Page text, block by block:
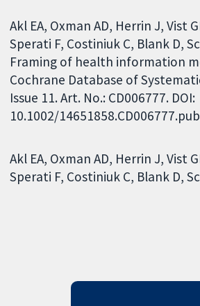
Akl EA, Oxman AD, Herrin J, Vist
Sperati F, Costiniuk C, Blank D,
Framing of health information
Cochrane Database of
Issue 11. Art. No.: CD006777. DOI:
10.1002/
Akl EA Oxman AD Herrin J Vist
Sperati F Costiniuk C Blank D